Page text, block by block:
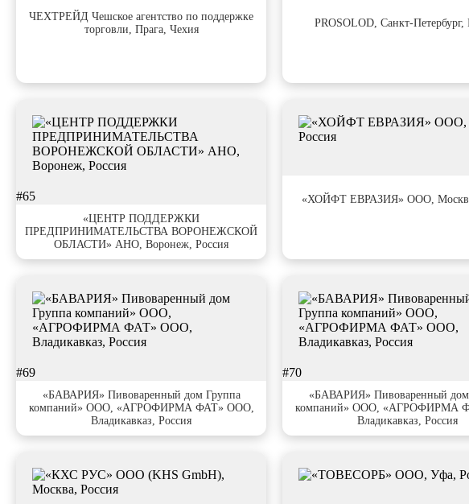
ЧЕХТРЕЙД Чешское агентство по поддержке
торговли, Прага, Чехия
PROSOLOD, Санкт-Петербург,
#65
«ЦЕНТР ПОДДЕРЖКИ
ПРЕДПРИНИМАТЕЛЬСТВА ВОРОНЕЖСКОЙ
ОБЛАСТИ» АНО, Воронеж, Россия
«ХОЙФТ ЕВРАЗИЯ» ООО,
#69
«БАВАРИЯ» Пивоваренный дом Группа
компаний» ООО, «АГРОФИРМА ФАТ» ООО,
Владикавказ, Россия
#70
«БАВАРИЯ» Пивоваренный дом
компаний» ООО, «АГРОФИРМА
Владикавказ, Россия